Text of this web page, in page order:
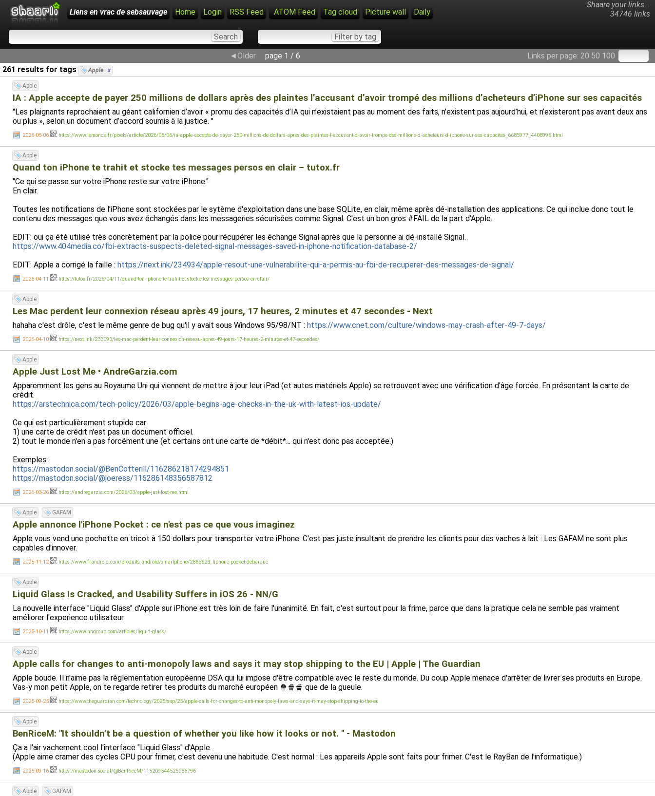
Shaare your links...
34746 links
Liens en vrac de sebsauvage Home Login RSS Feed ATOM Feed Tag cloud Picture wall Daily
Links per page: 20 50 100
◄Older
page 1 / 6
261 results for tags
Apple x
Apple
IA : Apple accepte de payer 250 millions de dollars après des plaintes l’accusant d’avoir trompé des millions d’acheteurs d’iPhone sur ses capacités
"Les plaignants reprochaient au géant californien d’avoir « promu des capacités d’IA qui n’existaient pas au moment des faits, n’existent pas aujourd’hui, et n’existeront pas avant deux ans
ou plus », selon un document d’accord soumis à la justice. "
2026-05-06 https://www.lemonde.fr/pixels/article/2026/05/06/ia-apple-accepte-de-payer-250-millions-de-dollars-apres-des-plaintes-l-accusant-d-avoir-trompe-des-millions-d-acheteurs-d-iphone-sur-ses-capacites_6685977_4408996.html
Apple
Quand ton iPhone te trahit et stocke tes messages persos en clair – tutox.fr
"Ce qui se passe sur votre iPhone reste sur votre iPhone."
En clair.
Toutes les notifications de l'iPhone sont stockées par le sytème d'exploitation dans une base SQLite, en clair, même après dé-installation des applications. Ce qui inclue donc tout le
contenu des messages que vous avez échangés dans les messageries sécurisées comme Signal. C'est un bon gros #FAIL de la part d'Apple.
EDIT: oui ça été utilisé très concrètement par la police pour récupérer les échange Signal après que la personne ai dé-installé Signal.
https://www.404media.co/fbi-extracts-suspects-deleted-signal-messages-saved-in-iphone-notification-database-2/
EDIT: Apple a corrigé la faille : https://next.ink/234934/apple-resout-une-vulnerabilite-qui-a-permis-au-fbi-de-recuperer-des-messages-de-signal/
2026-04-11 https://tutox.fr/2026/04/11/quand-ton-iphone-te-trahit-et-stocke-tes-messages-persos-en-clair/
Apple
Les Mac perdent leur connexion réseau après 49 jours, 17 heures, 2 minutes et 47 secondes - Next
hahaha c'est drôle, c'est le même genre de bug qu'il y avait sous Windows 95/98/NT : https://www.cnet.com/culture/windows-may-crash-after-49-7-days/
2026-04-10 https://next.ink/233093/les-mac-perdent-leur-connexion-reseau-apres-49-jours-17-heures-2-minutes-et-47-secondes/
Apple
Apple Just Lost Me • AndreGarzia.com
Apparemment les gens au Royaume Uni qui viennent de mettre à jour leur iPad (et autes matériels Apple) se retrouvent avec une vérification d'âge forcée. En présentant la carte de
crédit.
https://arstechnica.com/tech-policy/2026/03/apple-begins-age-checks-in-the-uk-with-latest-ios-update/
Ce qui est particulièrement stupide car:
1) une carte de crédit n'est pas un document officiel.
2) tout le monde n'en a pas forcément une (et certains ont une carte de *débit*... qui n'est donc pas acceptée.)
Exemples:
https://mastodon.social/@BenCotterill/116286218174294851
https://mastodon.social/@joeress/116286148356587812
2026-03-26 https://andregarzia.com/2026/03/apple-just-lost-me.html
Apple GAFAM
Apple annonce l'iPhone Pocket : ce n'est pas ce que vous imaginez
Apple vous vend une pochette en tricot à 150 dollars pour transporter votre iPhone. C'est pas juste insultant de prendre les clients pour des vaches à lait : Les GAFAM ne sont plus
capables d'innover.
2025-11-12 https://www.frandroid.com/produits-android/smartphone/2863523_liphone-pocket-debarque
Apple
Liquid Glass Is Cracked, and Usability Suffers in iOS 26 - NN/G
La nouvelle interface "Liquid Glass" d'Apple sur iPhone est très loin de faire l'unanimité. En fait, c'est surtout pour la frime, parce que dans la pratique cela ne semble pas vraiment
améliorer l'experience utilisateur.
2025-10-11 https://www.nngroup.com/articles/liquid-glass/
Apple
Apple calls for changes to anti-monopoly laws and says it may stop shipping to the EU | Apple | The Guardian
Apple boude. Il n'aime pas la règlementation européenne DSA qui lui impose d'être compatible avec le reste du monde. Du coup Apple menace d'arrêter de livrer ses produits en Europe.
Vas-y mon petit Apple, on te regarde retirer tes produits du marché européen 🍿🍿🍿 que de la gueule.
2025-09-25 https://www.theguardian.com/technology/2025/sep/25/apple-calls-for-changes-to-anti-monopoly-laws-and-says-it-may-stop-shipping-to-the-eu
Apple
BenRiceM: "It shouldn’t be a question of whether you like how it looks or not. " - Mastodon
Ça a l'air vachement cool l'interface "Liquid Glass" d'Apple.
(Apple aime cramer des cycles CPU pour frimer, c'est devenu une habitude. C'est normal : Les appareils Apple sont faits pour frimer. C'est le RayBan de l'informatique.)
2025-09-16 https://mastodon.social/@BenRiceM/115209544525085796
Apple GAFAM